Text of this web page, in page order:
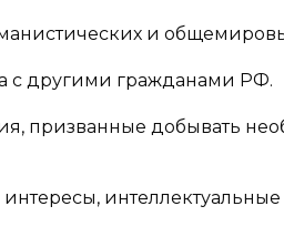
и
с другими гражданами РФ.
призванные добывать